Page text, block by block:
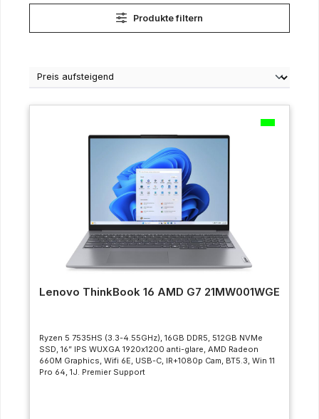
Produkte filtern
Lenovo ThinkBook 16 AMD G7 21MW001WGE
Ryzen 5 7535HS (3.3-4.55GHz), 16GB DDR5, 512GB NVMe
SSD, 16” IPS WUXGA 1920x1200 anti-glare, AMD Radeon
660M Graphics, Wifi 6E, USB-C, IR+1080p Cam, BT5.3, Win 11
Pro 64, 1J. Premier Support